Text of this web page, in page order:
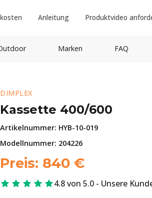
Anleitung Produktvideo
Marken FAQ
DIMPLEX
Kassette 400/600
Artikelnummer: HYB-10-019
Modellnummer: 204226
Preis: 840 €
4.8 von 5.0 - Unsere